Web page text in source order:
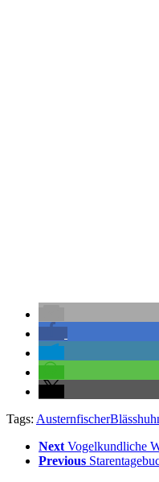
Tags: Austernfischer
Next Vogelkundliche
Previous